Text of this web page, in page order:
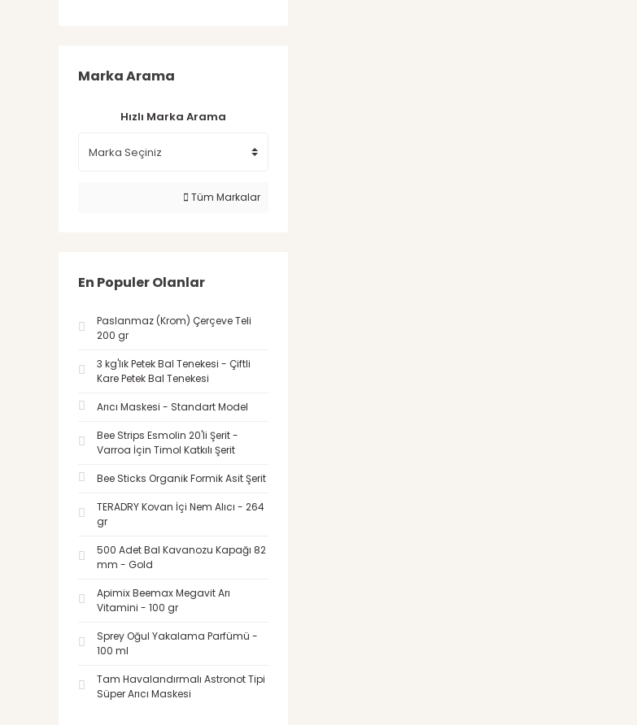
Marka Arama
Hızlı Marka Arama
Tüm Markalar
En Populer Olanlar
Paslanmaz (Krom) Çerçeve Teli
200 gr
3 kg'lık Petek Bal Tenekesi - Çiftli
Kare Petek Bal Tenekesi
Arıcı Maskesi - Standart Model
Bee Strips Esmolin 20'li Şerit -
Varroa İçin Timol Katkılı Şerit
Bee Sticks Organik Formik Asit Şerit
TERADRY Kovan İçi Nem Alıcı - 264
gr
500 Adet Bal Kavanozu Kapağı 82
mm - Gold
Apimix Beemax Megavit Arı
Vitamini - 100 gr
Sprey Oğul Yakalama Parfümü -
100 ml
Tam Havalandırmalı Astronot Tipi
Süper Arıcı Maskesi